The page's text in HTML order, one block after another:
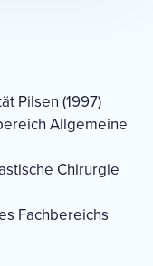
Pilsen (1997)
Allgemeine
Chirurgie
Fachbereichs